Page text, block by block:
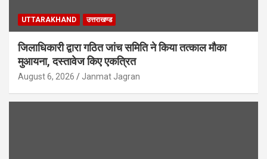
UTTARAKHAND उत्तराखण्ड
जिलाधिकारी द्वारा गठित जांच समिति ने किया तत्काल मौका
मुआयना, दस्तावेज किए एकत्रित
August 6, 2026 Janmat Jagran